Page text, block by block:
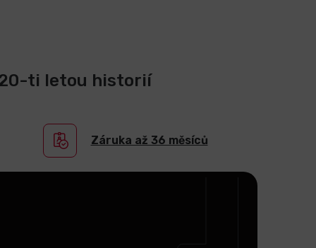
20-ti letou historií
Záruka až 36 měsíců